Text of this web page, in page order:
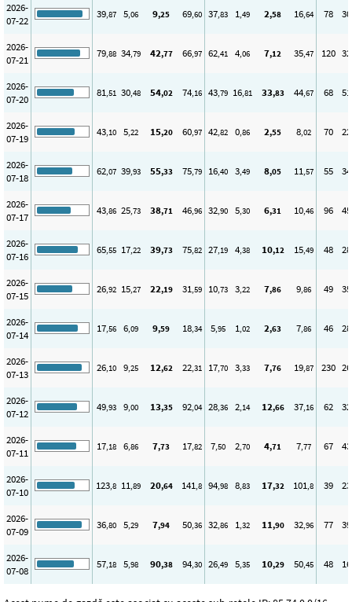
2026-
07-22
39,87 5,06 9,25 69,60 37,83 1,49 2,58 16,64 78 30
2026-
07-21
79,88 34,79 42,77 66,97 62,41 4,06 7,12 35,47 120 32
2026-
07-20
81,51 30,48 54,02 74,16 43,79 16,81 33,83 44,67 68 51
2026-
07-19
43,10 5,22 15,20 60,97 42,82 0,86 2,55 8,02 70 22
2026-
07-18
62,07 39,93 55,33 75,79 16,40 3,49 8,05 11,57 55 34
2026-
07-17
43,86 25,73 38,71 46,96 32,90 5,30 6,31 10,46 96 45
2026-
07-16
65,55 17,22 39,73 75,82 27,19 4,38 10,12 15,49 48 28
2026-
07-15
26,92 15,27 22,19 31,59 10,73 3,22 7,86 9,86 49 35
2026-
07-14
17,56 6,09 9,59 18,34 5,95 1,02 2,63 7,86 46 28
2026-
07-13
26,10 9,25 12,62 22,31 17,70 3,33 7,76 19,87 230 26
2026-
07-12
49,93 9,00 13,35 92,04 28,36 2,14 12,66 37,16 62 32
2026-
07-11
17,18 6,86 7,73 17,82 7,50 2,70 4,71 7,77 67 43
2026-
07-10
123,8 11,89 20,64 141,8 94,98 8,83 17,32 101,8 39 23
2026-
07-09
36,80 5,29 7,94 50,36 32,86 1,32 11,90 32,96 77 39
2026-
07-08
57,18 5,98 90,38 94,30 26,49 5,35 10,29 50,45 48 16